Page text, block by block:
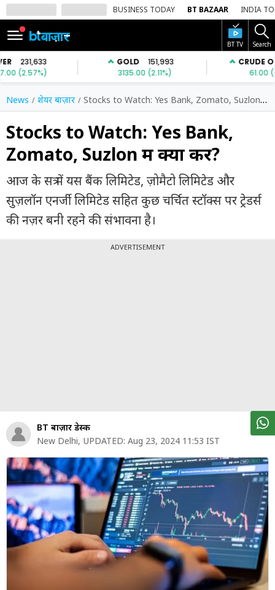
BUSINESS TODAY BT BAZAAR INDIA
BT TV Search
SIGN
Mode
होम
शेयर
बाज़ार
वीडियो
ट्रेंडिंग
शेयर
बाज़ार
ट्रेंडिंग
बिजनेस
न्यूज
वीडियो
म्यूचुअल
News शेयर बाज़ार Stocks to Watch: Yes Bank, Zomato, Suzlon में क्या करें?
Stocks to Watch: Yes Bank,
Zomato, Suzlon में क्या करें?
आज के सत्र में यस बैंक लिमिटेड, ज़ोमैटो लिमिटेड और
सुज़लॉन एनर्जी लिमिटेड सहित कुछ चर्चित स्टॉक्स पर ट्रेडर्स
की नज़र बनी रहने की संभावना है।
ADVERTISEMENT
BT बाज़ार डेस्क
New Delhi, UPDATED: Aug 23, 2024 11:53 IST